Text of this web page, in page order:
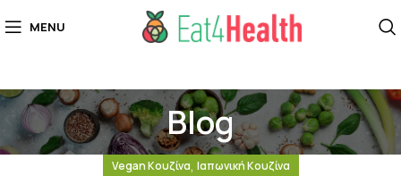
MENU
Blog
Vegan Κουζίνα, Ιαπωνική Κουζίνα